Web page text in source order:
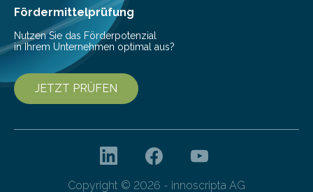
bis 16:00 Uhr, ein virtuelles Partnering Event zum
Forschungsprogramm „Datenrekonstruktion…
Fördermittelprüfung
Nutzen Sie das Förderpotenzial
in Ihrem Unternehmen optimal aus?
JETZT PRÜFEN
Copyright © 2026 - innoscripta AG